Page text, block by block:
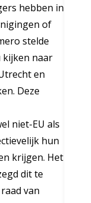
hebben in
of
stelde
naar
en
Deze
niet-EU als
hun
krijgen. Het
dit te
van